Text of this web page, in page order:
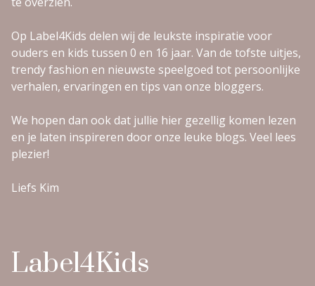
Op Label4Kids delen wij de leukste inspiratie voor
ouders en kids tussen 0 en 16 jaar. Van de tofste uitjes,
trendy fashion en nieuwste speelgoed tot persoonlijke
verhalen, ervaringen en tips van onze bloggers.
We hopen dan ook dat jullie hier gezellig komen lezen
en je laten inspireren door onze leuke blogs. Veel lees
plezier!
Liefs Kim
Label4Kids